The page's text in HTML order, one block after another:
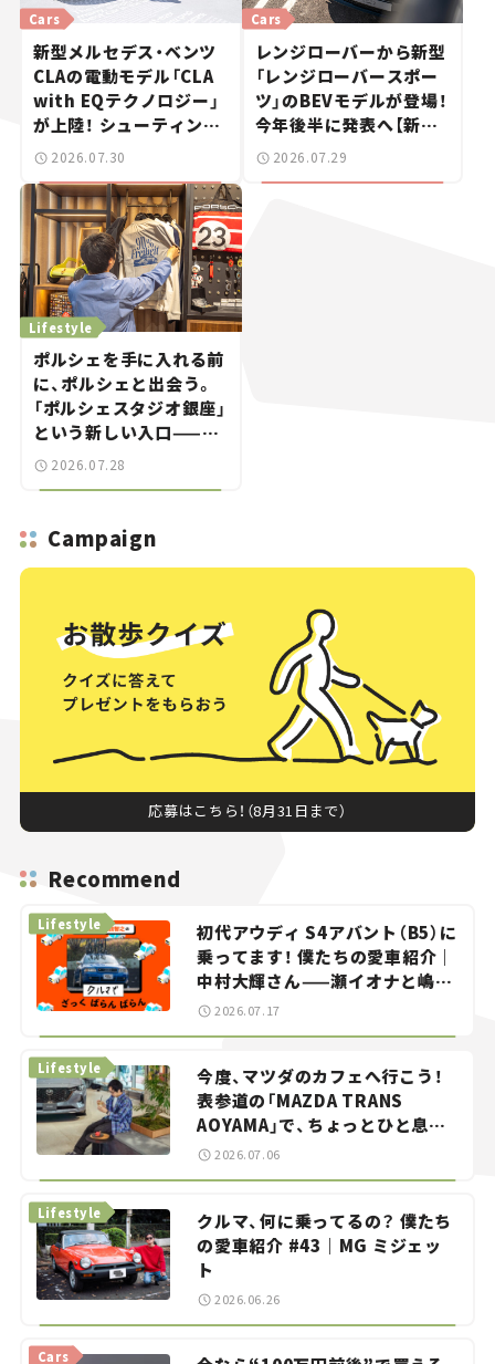
Cars
新型メルセデス・ベンツ
CLAの電動モデル「CLA
with EQテクノロジー」
が上陸！ シューティング
ブレークも発売【新車ニ
ュース】
2026.07.30
Cars
レンジローバーから新型
「レンジローバースポー
ツ」のBEVモデルが登場！
今年後半に発表へ【新車
ニュース】
2026.07.29
Lifestyle
ポルシェを手に入れる前
に、ポルシェと出会う。
「ポルシェスタジオ銀座」
という新しい入口——連
載｜CCGとクルマでどう
2026.07.28
Campaign
応募はこちら！（8月31日まで）
Recommend
初代アウディ S4アバント（B5）に
乗ってます！ 僕たちの愛車紹介｜
中村大輝さん——瀬イオナと嶋田
智之の「クルマでざっくばらんば
Lifestyle
2026.07.17
今度、マツダのカフェへ行こう！
表参道の「MAZDA TRANS
AOYAMA」で、ちょっとひと息。
——連載｜CCGとクルマでどうす
Lifestyle
2026.07.06
クルマ、何に乗ってるの？ 僕たち
の愛車紹介 #43｜MG ミジェッ
ト
Lifestyle
2026.06.26
Cars